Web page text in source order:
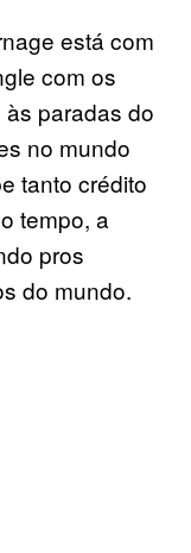
está com
com os
paradas do
no mundo
tanto crédito
tempo, a
pros
do mundo.